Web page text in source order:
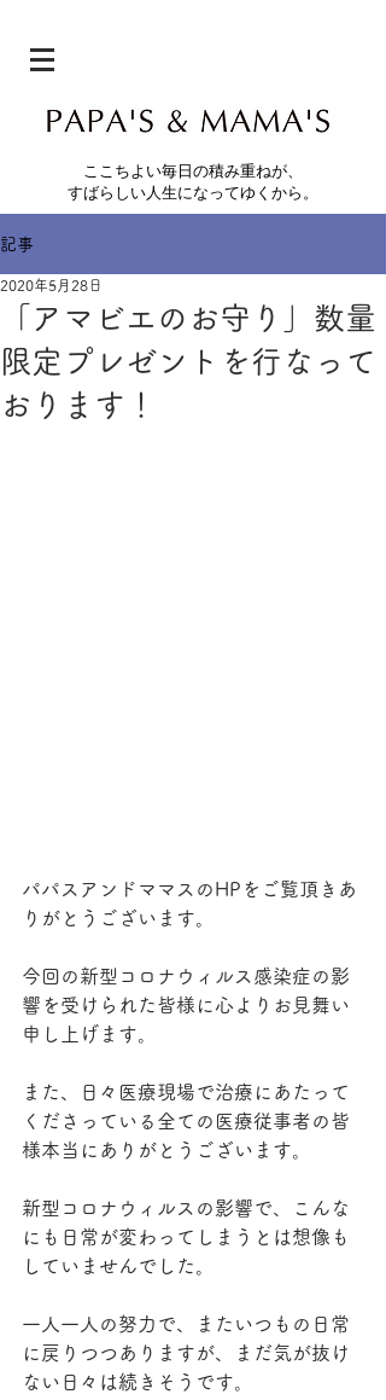
ここちよい毎日の積み重ねが、
すばらしい人生になってゆくから。
記事
「アマビエのお守り」数量
限定プレゼントを行なって
おります！
2020年5月28日
パパスアンドママスのHPをご覧頂きあ
りがとうございます。
今回の新型コロナウィルス感染症の影
響を受けられた皆様に心よりお見舞い
申し上げます。
また、日々医療現場で治療にあたって
くださっている全ての医療従事者の皆
様本当にありがとうございます。
新型コロナウィルスの影響で、こんな
にも日常が変わってしまうとは想像も
していませんでした。
一人一人の努力で、またいつもの日常
に戻りつつありますが、まだ気が抜け
ない日々は続きそうです。